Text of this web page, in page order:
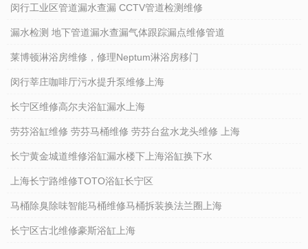
闵行工业区管道漏水查漏 CCTV管道检测维修
漏水检测 地下管道漏水查漏气体跟踪漏点维修管道
莱博顿淋浴房维修，修理Neptum淋浴房移门
闵行莘庄咖啡厅污水提升泵维修上海
长宁区维修高尔夫浴缸漏水上海
劳芬浴缸维修 劳芬马桶维修 劳芬台盆水龙头维修 上海
长宁黄金城道维修浴缸漏水楼下上海浴缸换下水
上海长宁路维修TOTO浴缸长宁区
马桶除臭除味智能马桶维修马桶拆装换法兰圈上海
长宁区古北维修豪斯浴缸上海